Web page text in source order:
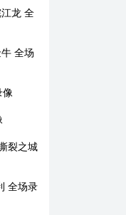
龙 全
全场
像
裂之城
全场录